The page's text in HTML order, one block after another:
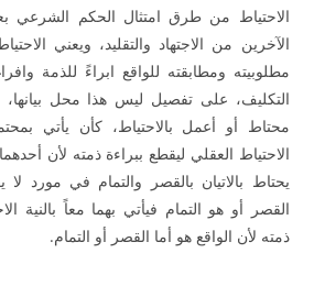
الاحتياط من طرق امتثال الحكم الشرعي
الآخرين من الاجتهاد والتقليد، ويعني
مطلوبيته ومطابقته للواقع ابراءً للذمة
التكليف، على تفصيل ليس هذا محل بيانها،
محتاط أو أعمل بالاحتياط، كأن يأتي
الاحتياط العقلي ليقطع ببراءة ذمته لأن
يحتاط بالاتيان بالقصر والتمام في مورد
القصر أو هو التمام فيأتي بهما معاً بالنية
ذمته لأن الواقع هو أما القصر أو التمام.